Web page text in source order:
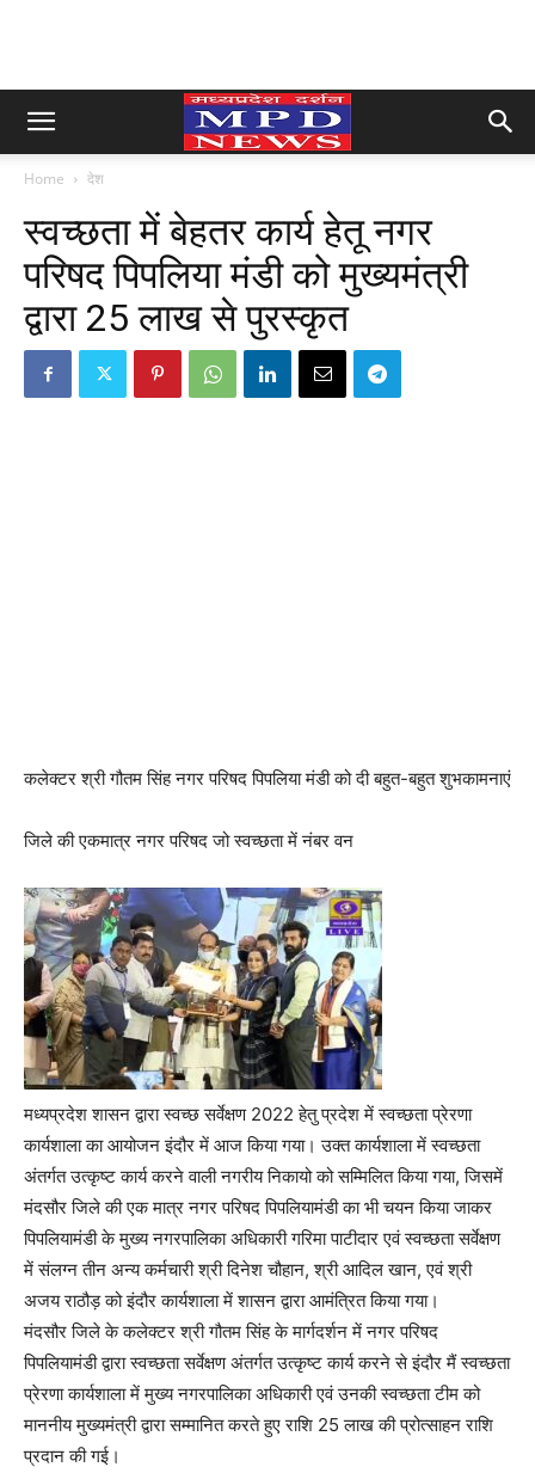
Home देश
स्वच्छता में बेहतर कार्य हेतू नगर
परिषद पिपलिया मंडी को मुख्यमंत्री
द्वारा 25 लाख से पुरस्कृत
कलेक्टर श्री गौतम सिंह नगर परिषद पिपलिया मंडी को दी बहुत-बहुत शुभकामनाएं
जिले की एकमात्र नगर परिषद जो स्वच्छता में नंबर वन
मध्यप्रदेश शासन द्वारा स्वच्छ सर्वेक्षण 2022 हेतु प्रदेश में स्वच्छता प्रेरणा
कार्यशाला का आयोजन इंदौर में आज किया गया। उक्त कार्यशाला में स्वच्छता
अंतर्गत उत्कृष्ट कार्य करने वाली नगरीय निकायो को सम्मिलित किया गया, जिसमें
मंदसौर जिले की एक मात्र नगर परिषद पिपलियामंडी का भी चयन किया जाकर
पिपलियामंडी के मुख्य नगरपालिका अधिकारी गरिमा पाटीदार एवं स्वच्छता सर्वेक्षण
में संलग्न तीन अन्य कर्मचारी श्री दिनेश चौहान, श्री आदिल खान, एवं श्री
अजय राठौड़ को इंदौर कार्यशाला में शासन द्वारा आमंत्रित किया गया।
मंदसौर जिले के कलेक्टर श्री गौतम सिंह के मार्गदर्शन में नगर परिषद
पिपलियामंडी द्वारा स्वच्छता सर्वेक्षण अंतर्गत उत्कृष्ट कार्य करने से इंदौर मैं स्वच्छता
प्रेरणा कार्यशाला में मुख्य नगरपालिका अधिकारी एवं उनकी स्वच्छता टीम को
माननीय मुख्यमंत्री द्वारा सम्मानित करते हुए राशि 25 लाख की प्रोत्साहन राशि
प्रदान की गई।